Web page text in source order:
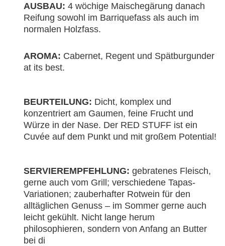
AUSBAU: 4 wöchige Maischegärung danach
Reifung sowohl im Barriquefass als auch im
normalen Holzfass.
AROMA: Cabernet, Regent und Spätburgunder
at its best.
BEURTEILUNG: Dicht, komplex und
konzentriert am Gaumen, feine Frucht und
Würze in der Nase. Der RED STUFF ist ein
Cuvée auf dem Punkt und mit großem Potential!
SERVIEREMPFEHLUNG: gebratenes Fleisch,
gerne auch vom Grill; verschiedene Tapas-
Variationen; zauberhafter Rotwein für den
alltäglichen Genuss – im Sommer gerne auch
leicht gekühlt. Nicht lange herum
philosophieren, sondern von Anfang an Butter
bei di